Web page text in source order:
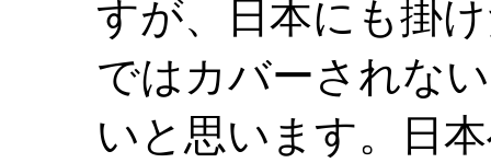
すが、日本にも掛
ではカバーされな
いと思います。日